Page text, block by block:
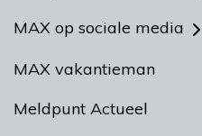
MAX op sociale media
MAX vakantieman
Meldpunt Actueel